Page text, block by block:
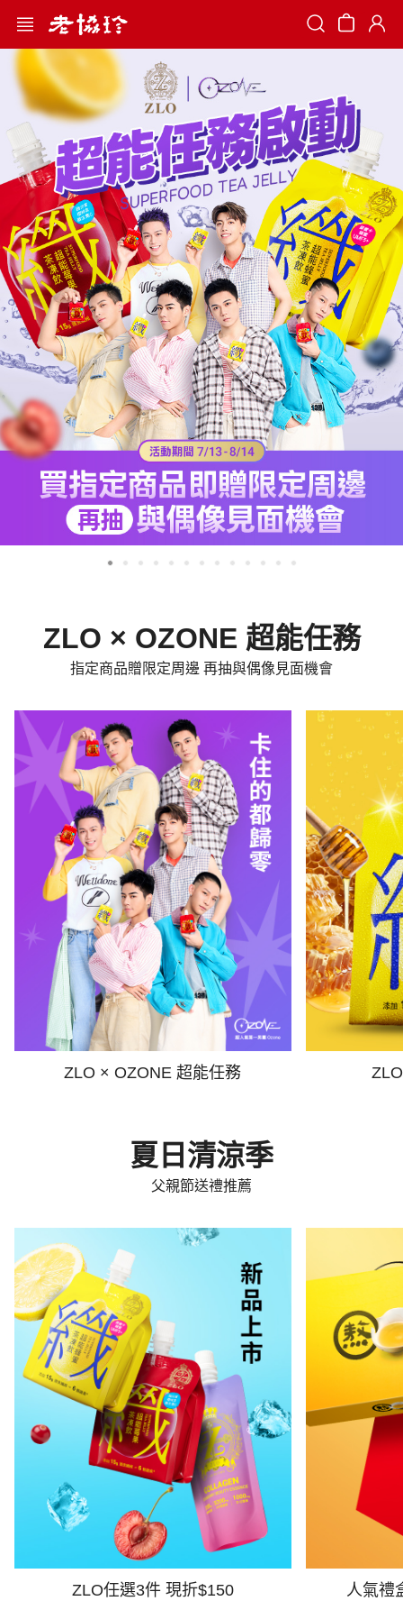
Search
ZLO × OZONE 超能任務
指定商品贈限定周邊 再抽與偶像見面機會
ZLO × OZONE 超能任務
夏日清涼季
父親節送禮推薦
ZLO任選3件 現折$150 人氣禮